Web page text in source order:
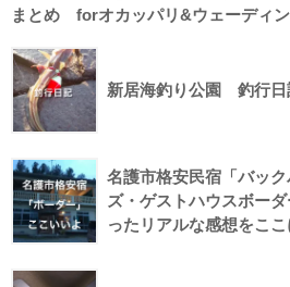
まとめ forオカッパリ&ウェーディ
新居海釣り公園 釣行日
名護市格安民宿「バッ
ズ・ゲストハウスボーダ
ったリアルな感想をここ